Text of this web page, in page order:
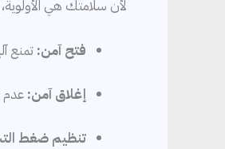
لأن سلامتك هي الأولوية، زُودت
فتح آمن: تمنع
إغلاق آمن:عدم
تنظيم ضغط